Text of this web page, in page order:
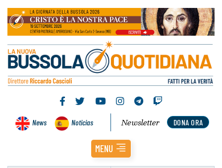
News Noticias DONA ORA
Newsletter
MENU